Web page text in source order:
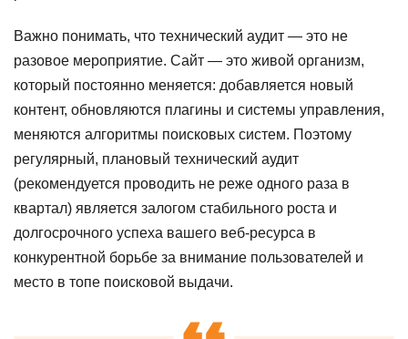
Важно понимать, что технический аудит — это не
разовое мероприятие. Сайт — это живой организм,
который постоянно меняется: добавляется новый
контент, обновляются плагины и системы управления,
меняются алгоритмы поисковых систем. Поэтому
регулярный, плановый технический аудит
(рекомендуется проводить не реже одного раза в
квартал) является залогом стабильного роста и
долгосрочного успеха вашего веб-ресурса в
конкурентной борьбе за внимание пользователей и
место в топе поисковой выдачи.